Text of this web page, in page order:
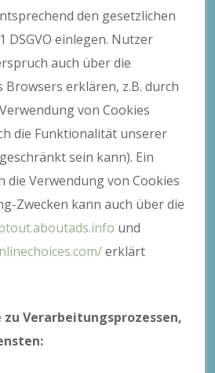
den gesetzlichen
DSGVO einlegen. Nutzer
auch über die
erklären, z.B. durch
von Cookies
die Funktionalität unserer
sein kann). Ein
die Verwendung von Cookies
Zwecken kann auch über die
und
erklärt
Verarbeitungsprozessen,